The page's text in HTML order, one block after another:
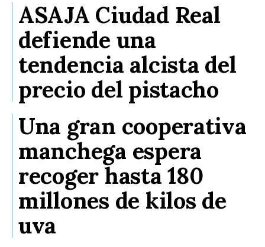
ASAJA Ciudad Real
defiende una
tendencia alcista del
precio del pistacho
Una gran cooperativa
manchega espera
recoger hasta 180
millones de kilos de
uva